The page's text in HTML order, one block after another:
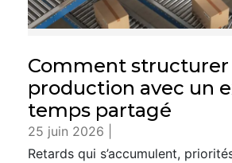
Comment structurer
production avec un
temps partagé
25 juin 2026 |
Retards qui s’accumulent,